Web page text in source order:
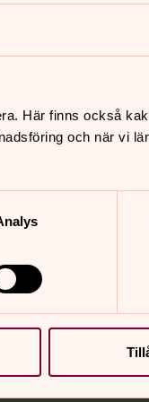
Här finns också
och när vi